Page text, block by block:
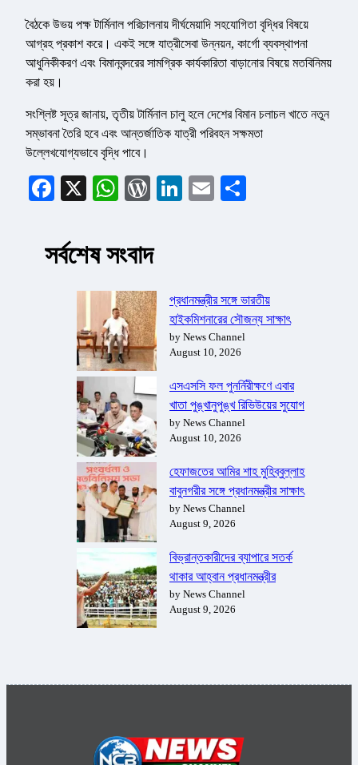
বৈঠকে উভয় পক্ষ টার্মিনাল পরিচালনায় দীর্ঘমেয়াদি সহযোগিতা বৃদ্ধির বিষয়ে
আগ্রহ প্রকাশ করে। একই সঙ্গে যাত্রীসেবা উন্নয়ন, কার্গো ব্যবস্থাপনা
আধুনিকীকরণ এবং বিমানবন্দরের সামগ্রিক কার্যকারিতা বাড়ানোর বিষয়ে মতবিনিময়
করা হয়।
সংশ্লিষ্ট সূত্র জানায়, তৃতীয় টার্মিনাল চালু হলে দেশের বিমান চলাচল খাতে নতুন
সম্ভাবনা তৈরি হবে এবং আন্তর্জাতিক যাত্রী পরিবহন সক্ষমতা
উল্লেখযোগ্যভাবে বৃদ্ধি পাবে।
Facebook
X WhatsApp
WordPress
LinkedIn
Email
সর্বশেষ সংবাদ
প্রধানমন্ত্রীর সঙ্গে ভারতীয়
হাইকমিশনারের সৌজন্য সাক্ষাৎ
by News Channel
August 10, 2026
এসএসসি ফল পুনর্নিরীক্ষণে এবার
খাতা পুঙ্খানুপুঙ্খ রিভিউয়ের সুযোগ
by News Channel
August 10, 2026
হেফাজতের আমির শাহ মুহিব্বুল্লাহ
বাবুনগরীর সঙ্গে প্রধানমন্ত্রীর সাক্ষাৎ
by News Channel
August 9, 2026
বিভ্রান্তকারীদের ব্যাপারে সতর্ক
থাকার আহ্বান প্রধানমন্ত্রীর
by News Channel
August 9, 2026